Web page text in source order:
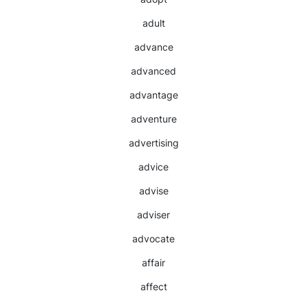
adult
advance
advanced
advantage
adventure
advertising
advice
advise
adviser
advocate
affair
affect